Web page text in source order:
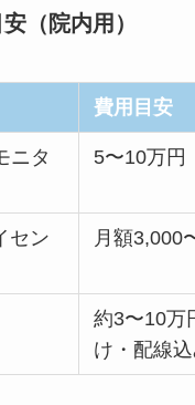
（院内用）
費用目安
ニタ
5〜10万円
セン
月額3,000
約3〜10万
け・配線込